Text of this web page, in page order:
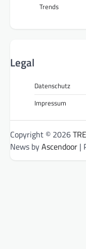
Trends
Legal
Datenschutz
Impressum
Copyright © 2026
News byAscendoor |